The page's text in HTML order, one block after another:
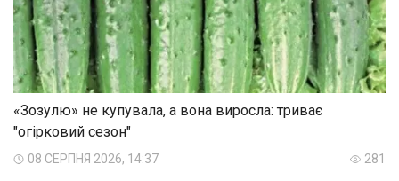
«Зозулю» не купувала, а вона виросла: триває
"огірковий сезон"
08 СЕРПНЯ 2026, 14:37 281